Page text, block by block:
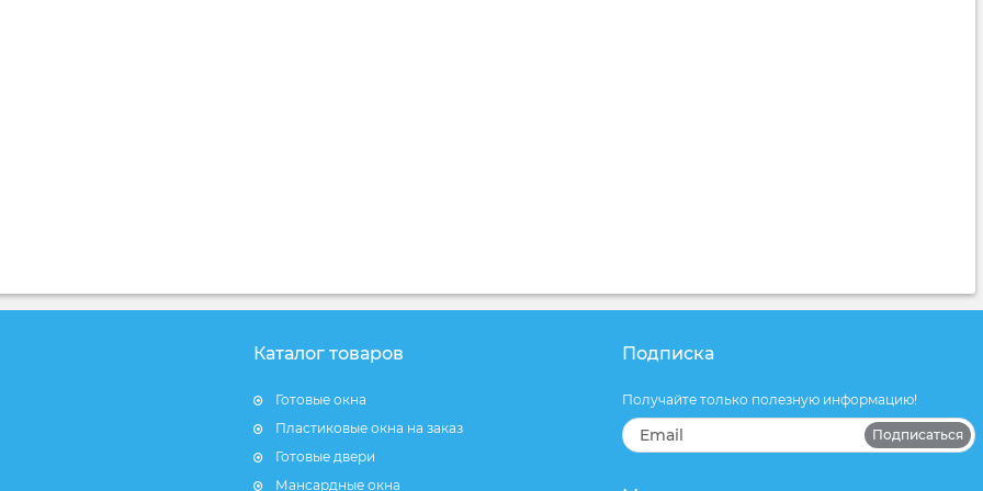
Каталог товаров
Готовые окна
Пластиковые окна на заказ
Готовые двери
Мансардные окна
Подписка
Получайте только полезную информацию!
Подписаться